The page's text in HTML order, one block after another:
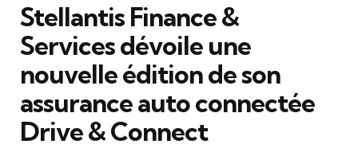
Stellantis Finance &
Services dévoile une
nouvelle édition de son
assurance auto connectée
Drive & Connect